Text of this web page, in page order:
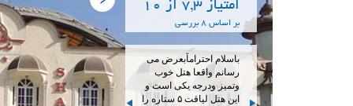
امتیاز 7,3 از 10
بر اساس 8 بررسی
باسلام احتراماًبعرض می
رسانم واقعا هتل خوب
وتمیز ودرجه یکی است و
این هتل لیاقت ۵ ستاره را